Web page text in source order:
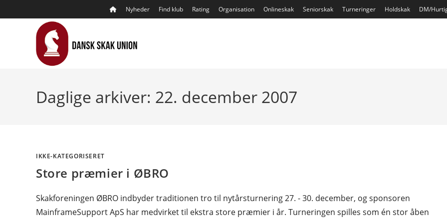
to
Nyheder Find klub Rating Organisation Onlineskak Seniorskak Turneringer Holdskak DM/
Daglige arkiver: 22. december 2007
IKKE-KATEGORISERET
Store præmier i ØBRO
Skakforeningen ØBRO indbyder traditionen tro til nytårsturnering 27. - 30. december, og sponsoren
MainframeSupport ApS har medvirket til ekstra store præmier i år. Turneringen spilles som én stor åben